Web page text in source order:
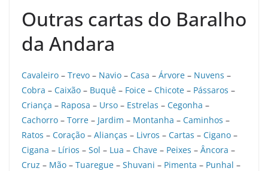
Outras cartas do Baralho
da Andara
Cavaleiro – Trevo – Navio – Casa – Árvore – Nuvens –
Cobra – Caixão – Buquê – Foice – Chicote – Pássaros –
Criança – Raposa – Urso – Estrelas – Cegonha –
Cachorro – Torre – Jardim – Montanha – Caminhos –
Ratos – Coração – Alianças – Livros – Cartas – Cigano –
Cigana – Lírios – Sol – Lua – Chave – Peixes – Âncora –
Cruz – Mão – Tuaregue – Shuvani – Pimenta – Punhal –